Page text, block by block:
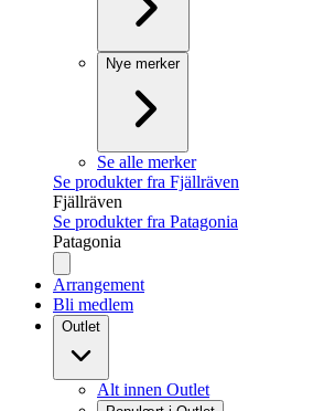
Nye merker
Se alle merker
Se produkter fra Fjällräven
Fjällräven
Se produkter fra Patagonia
Patagonia
Arrangement
Bli medlem
Outlet
Alt innen Outlet